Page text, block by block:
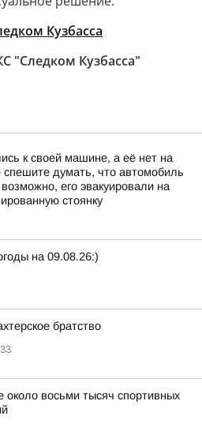
Кузбасса
"Следком Кузбасса"
к своей машине, а её нет на
спешите думать, что автомобиль
его эвакуировали на
стоянку
на 09.08.26:)
братство
около восьми тысяч спортивных